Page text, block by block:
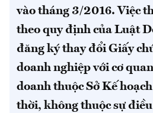
vào tháng 3/2016. Việc
theo quy định của Luật
đăng ký thay đổi Giấy
doanh nghiệp với cơ
doanh thuộc Sở Kế
thời, không thuộc sự